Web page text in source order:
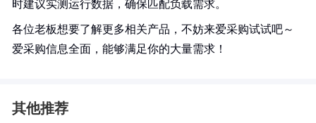
时建议实测运行数据，确保匹配负载需求。
各位老板想要了解更多相关产品，不妨来爱采购试试吧～
爱采购信息全面，能够满足你的大量需求！
其他推荐